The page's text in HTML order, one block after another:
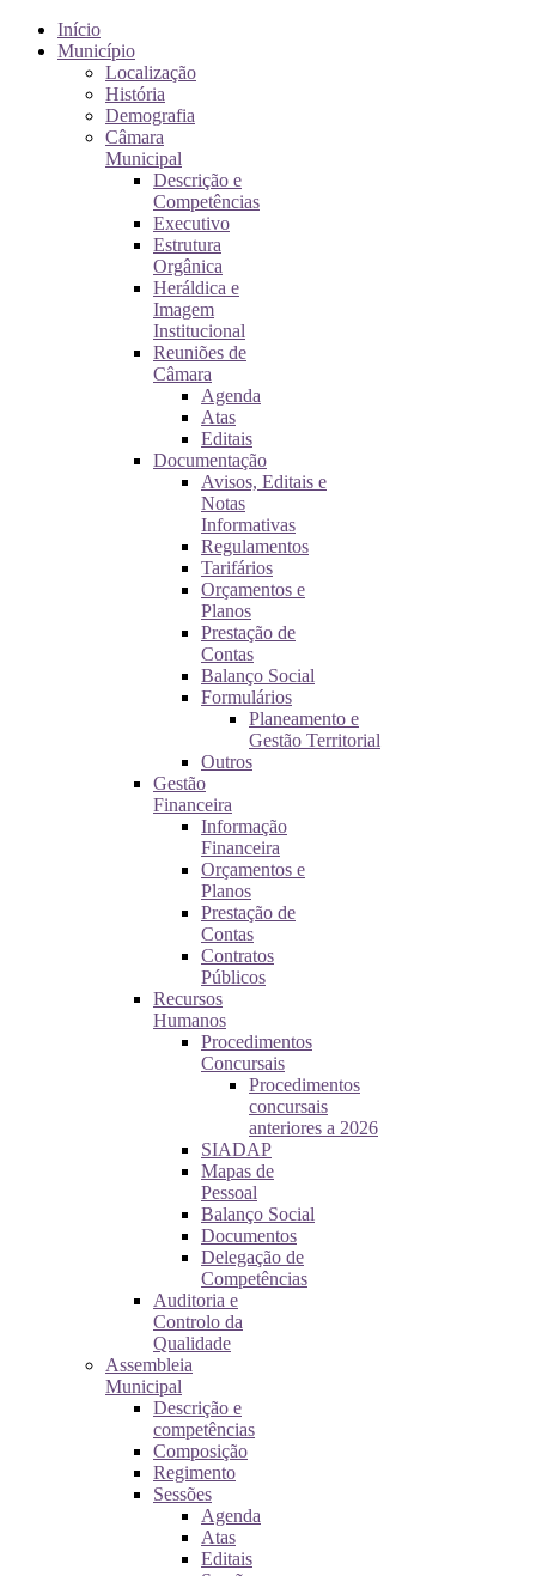
Início
Município
Localização
História
Demografia
Câmara
Municipal
Descrição e
Competências
Executivo
Estrutura
Orgânica
Heráldica e
Imagem
Institucional
Reuniões de
Câmara
Agenda
Atas
Editais
Documentação
Avisos, Editais e
Notas
Informativas
Regulamentos
Tarifários
Orçamentos e
Planos
Prestação de
Contas
Balanço Social
Formulários
Planeamento e
Gestão Territorial
Outros
Gestão
Financeira
Informação
Financeira
Orçamentos e
Planos
Prestação de
Contas
Contratos
Públicos
Recursos
Humanos
Procedimentos
Concursais
Procedimentos
concursais
anteriores a 2026
SIADAP
Mapas de
Pessoal
Balanço Social
Documentos
Delegação de
Competências
Auditoria e
Controlo da
Qualidade
Assembleia
Municipal
Descrição e
competências
Composição
Regimento
Sessões
Agenda
Atas
Editais